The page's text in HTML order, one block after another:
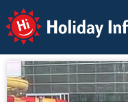
Holiday Info